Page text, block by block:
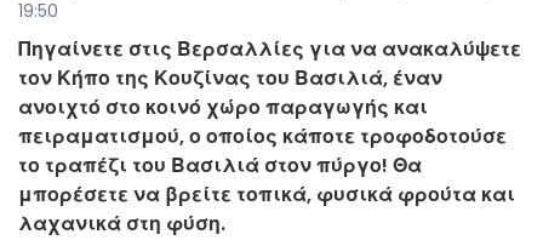
19:50
Πηγαίνετε στις Βερσαλλίες για να ανακαλύψετε
τον Κήπο της Κουζίνας του Βασιλιά, έναν
ανοιχτό στο κοινό χώρο παραγωγής και
πειραματισμού, ο οποίος κάποτε τροφοδοτούσε
το τραπέζι του Βασιλιά στον πύργο! Θα
μπορέσετε να βρείτε τοπικά, φυσικά φρούτα και
λαχανικά στη φύση.